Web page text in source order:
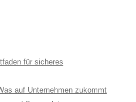
für sicheres
auf Unternehmen zukommt